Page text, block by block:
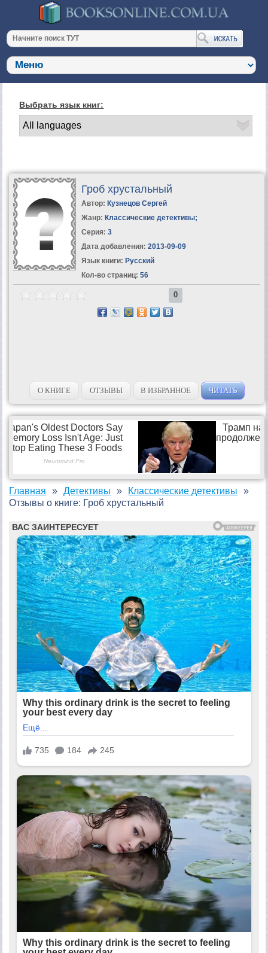
Выбрать язык книг:
Гроб хрустальный
Автор: Кузнецов Сергей
Жанр: Классические детективы;
Серия: 3
Дата добавления: 2013-09-09
Язык книги: Русский
Кол-во страниц: 56
0
О КНИГЕ ОТЗЫВЫ В ИЗБРАННОЕ ЧИТАТЬ
Главная Детективы
Классические детективы
Отзывы о книге: Гроб хрустальный